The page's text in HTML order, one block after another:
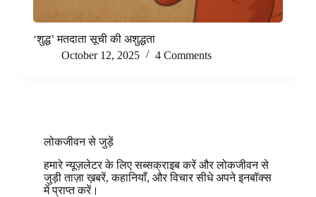
‘शुद्ध’ मतदाता सूची की अशुद्धता
October 12, 2025
4 Comments
लोकजीवन से जुड़ें
हमारे न्यूज़लेटर के लिए सब्सक्राइब करें और लोकजीवन से
जुड़ी ताज़ा ख़बरें, कहानियाँ, और विचार सीधे अपने इनबॉक्स
में प्राप्त करें।